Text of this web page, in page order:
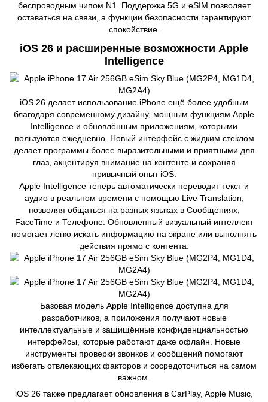
беспроводным чипом N1. Поддержка 5G и eSIM позволяет
оставаться на связи, а функции безопасности гарантируют
спокойствие.
iOS 26 и расширенные возможности Apple
Intelligence
iOS 26 делает использование iPhone ещё более удобным
благодаря современному дизайну, мощным функциям Apple
Intelligence и обновлённым приложениям, которыми
пользуются ежедневно. Новый интерфейс с жидким стеклом
делает программы более выразительными и приятными для
глаз, акцентируя внимание на контенте и сохраняя
привычный опыт iOS.
Apple Intelligence теперь автоматически переводит текст и
аудио в реальном времени с помощью Live Translation,
позволяя общаться на разных языках в Сообщениях,
FaceTime и Телефоне. Обновлённый визуальный интеллект
помогает легко искать информацию на экране или выполнять
действия прямо с контента.
Базовая модель Apple Intelligence доступна для
разработчиков, а приложения получают новые
интеллектуальные и защищённые конфиденциальностью
интерфейсы, которые работают даже офлайн. Новые
инструменты проверки звонков и сообщений помогают
избегать отвлекающих факторов и сосредоточиться на самом
важном.
iOS 26 также предлагает обновления в CarPlay, Apple Music,